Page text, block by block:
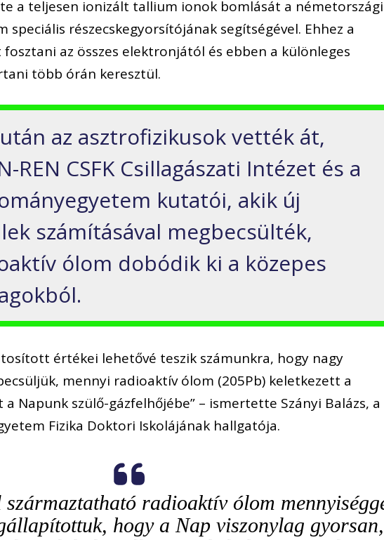
a teljesen ionizált tallium ionok bomlását a németországi
speciális részecskegyorsítójának segítségével. Ehhez a
az összes elektronjától és ebben a különleges
több órán keresztül.
az asztrofizikusok vették át,
REN CSFK Csillagászati Intézet és a
kutatói, akik új
számításával megbecsülték,
ólom dobódik ki a közepes
értékei lehetővé teszik számunkra, hogy nagy
mennyi radioaktív ólom (205Pb) keletkezett a
Napunk szülő-gázfelhőjébe” – ismertette Szányi Balázs, a
Fizika Doktori Iskolájának hallgatója.
radioaktív ólom
hogy a Nap viszonylag gyorsan,